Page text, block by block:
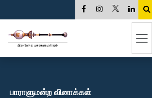
பாராளுமன்ற வினாக்கள்